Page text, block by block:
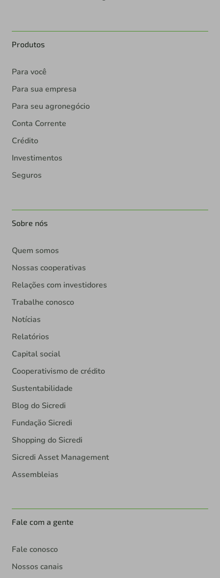
Produtos
Para você
Para sua empresa
Para seu agronegócio
Conta Corrente
Crédito
Investimentos
Seguros
Sobre nós
Quem somos
Nossas cooperativas
Relações com investidores
Trabalhe conosco
Notícias
Relatórios
Capital social
Cooperativismo de crédito
Sustentabilidade
Blog do Sicredi
Fundação Sicredi
Shopping do Sicredi
Sicredi Asset Management
Assembleias
Fale com a gente
Fale conosco
Nossos canais